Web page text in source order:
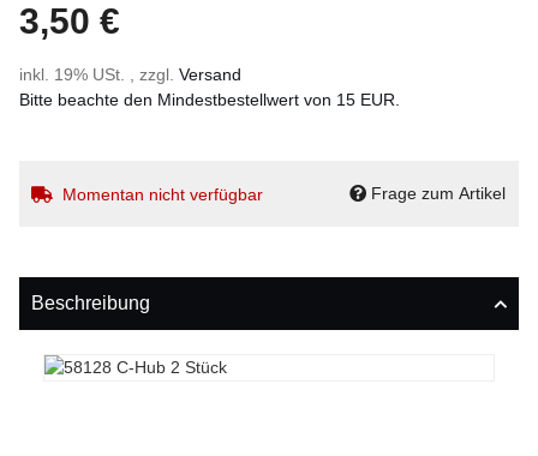
3,50 €
inkl. 19% USt. , zzgl. Versand
Bitte beachte den Mindestbestellwert von 15 EUR.
Momentan nicht verfügbar Frage zum Artikel
Beschreibung